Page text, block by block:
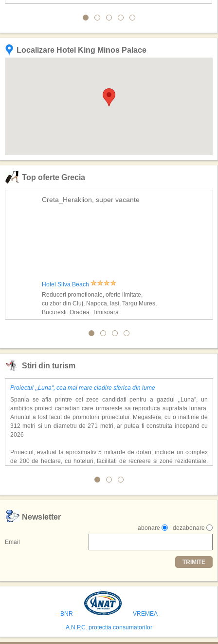
Localizare Hotel King Minos Palace
Top oferte Grecia
Creta_Heraklion, super vacante
Hotel Silva Beach
Reduceri promotionale, oferte limitate,
cu zbor din Cluj, Napoca, Iasi, Targu Mures,
Bucuresti, Oradea, Timisoara
Stiri din turism
Proiectul ,,Luna'', cea mai mare cladire sferica din lume
Spania se afla printre cei zece candidati pentru a gazdui ,,Luna'', un
ambitios proiect canadian care urmareste sa reproduca suprafata lunara.
Anuntul a fost facut de promotorii proiectului. Megasfera, cu o inaltime de
312 metri si un diametru de 271 metri, ar putea fi construita incepand cu
2026
Proiectul, evaluat la aproximativ 5 miliarde de dolari, include un complex
de 200 de hectare, cu hoteluri, facilitati de recreere si zone rezidentiale.
atragerea a pana la 10 milioane de turisti anual. �Luna� ar putea deveni
exclusiv simularea suprafetei lunare.
,,Credem ca exista sanse mari sa anuntam nu doar o locatie, ci poate mai
multe'', a declarat Michael R. Henderson, cofondator al Moon World
Resorts, citat de Gulf News. Potrivit acestuia, 2026 ar putea deveni un an
decisiv pentru reali zarea proiectului.
Printre celelalte tari care concureaza pentru a gazdui aceasta constructie
se numara Australia, Brazilia, China, Egipt, India, Polonia, Thailanda,
avea cele mai mari sanse de a castiga licitatia. Totusi, Spania, care se
preconizeaza ca va deveni a doua cea mai vizitata tara din lume in 2025,
isi bazeaza oferta pe infrastructura turistica solida si capacitatea hoteliera."
Newsletter
dezabonare
abonare
Email
TRIMITE
BNR
VREMEA
A.N.P.C. protectia consumatorilor